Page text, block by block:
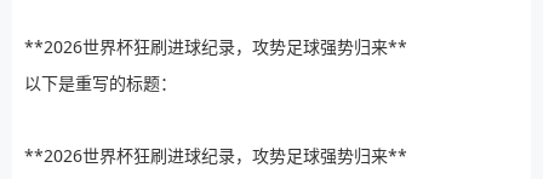
**2026世界杯狂刷进球纪录，攻势足球强势归来**
以下是重写的标题：
**2026世界杯狂刷进球纪录，攻势足球强势归来**